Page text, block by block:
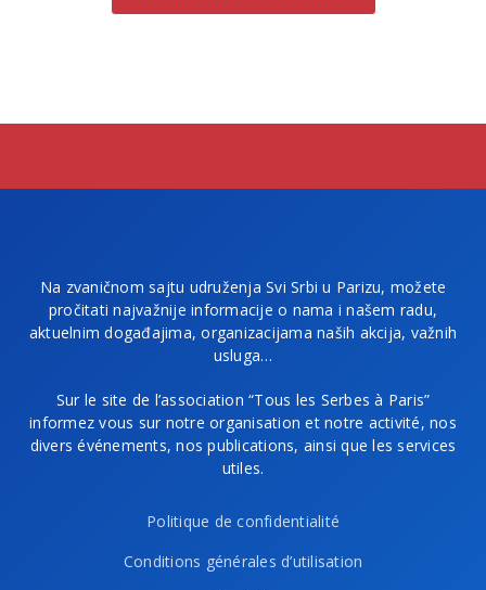
Na zvaničnom sajtu udruženja Svi Srbi u Parizu, možete
pročitati najvažnije informacije o nama i našem radu,
aktuelnim događajima, organizacijama naših akcija, važnih
usluga…
Sur le site de l’association “Tous les Serbes à Paris”
informez vous sur notre organisation et notre activité, nos
divers événements, nos publications, ainsi que les services
utiles.
Politique de confidentialité
Conditions générales d’utilisation